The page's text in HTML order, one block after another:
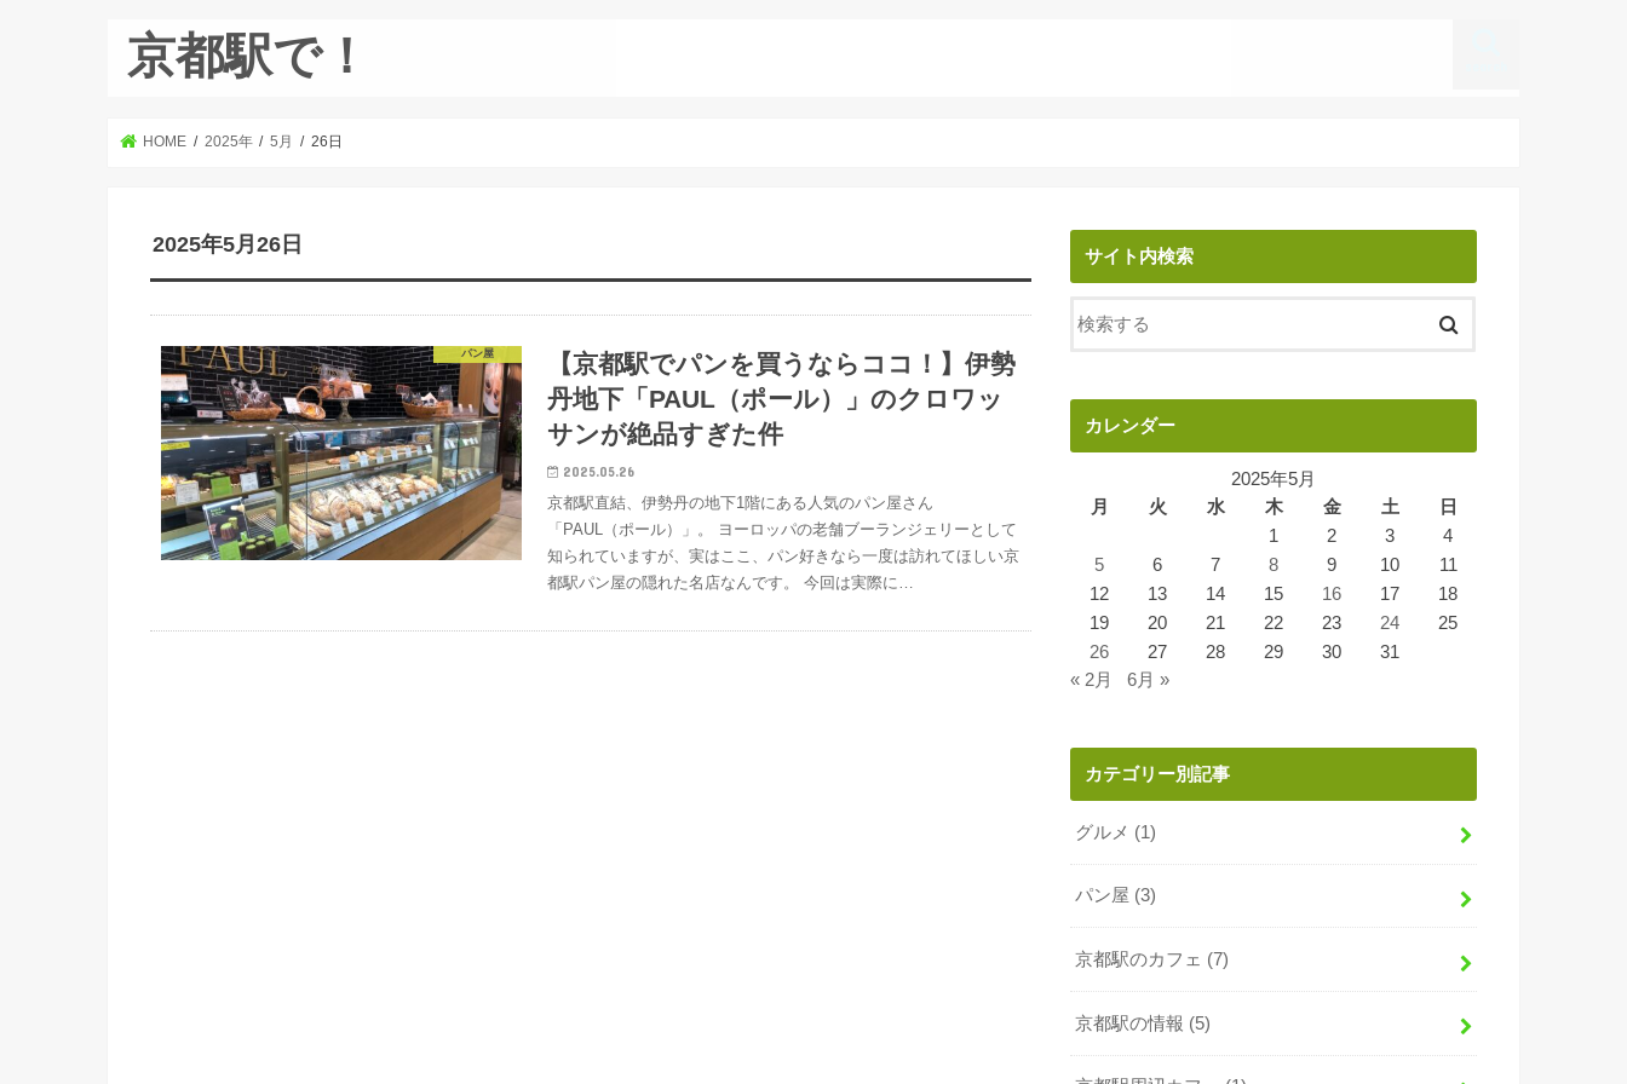
京都駅で！
HOME 2025年 5月 26日
2025年5月26日
パン屋
【京都駅でパンを買うならココ！】伊勢
丹地下「PAUL（ポール）」のクロワッ
サンが絶品すぎた件
2025.05.26
京都駅直結、伊勢丹の地下1階にある人気のパン屋さん
「PAUL（ポール）」。 ヨーロッパの老舗ブーランジェリーとして
知られていますが、実はここ、パン好きなら一度は訪れてほしい京
都駅パン屋の隠れた名店なんです。 今回は実際に…
サイト内検索
カレンダー
2025年5月
月
火 水 木 金 土
日
1
2 3
4
5
6 7 8 9 10
11
12
13 14 15 16 17
18
19
20 21 22 23 24
25
26
27 28 29 30
31
« 2月
6月 »
カテゴリー別記事
グルメ (1)
パン屋 (3)
京都駅のカフェ (7)
京都駅の情報 (5)